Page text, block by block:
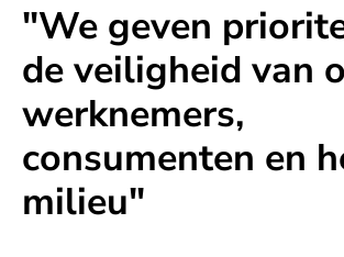
"We geven
de veiligheid van
werknemers,
consumenten en
milieu"